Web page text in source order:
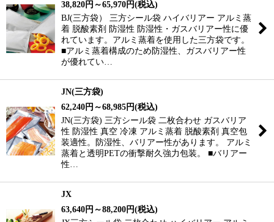
38,820円 ～65,970円(税込)
BJ(三方袋） 三方シール袋 ハイバリアー アルミ蒸
着 脱酸素剤 防湿性 防湿性・ガスバリアー性に優
れています。アルミ蒸着を使用した三方袋です。
■アルミ蒸着構成のため防湿性、ガスバリアー性
が優れてい…
JN(三方袋)
62,240円 ～68,985円(税込)
JN(三方袋) 三方シール袋 二枚合わせ ガスバリア
性 防湿性 真空 冷凍 アルミ蒸着 脱酸素剤 真空包
装適性。防湿性、バリアー性があります。 アルミ
蒸着と透明PETの衝撃耐久強力包装。 ■バリアー
性…
JX
63,640円 ～88,200円(税込)